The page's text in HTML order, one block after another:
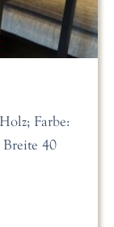
Farbe:
Breite 40